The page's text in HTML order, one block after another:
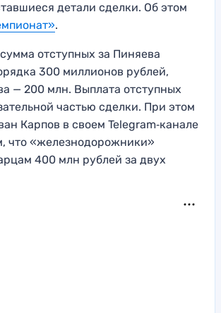
детали сделки. Об этом
.
отступных за Пиняева
300 миллионов рублей,
— 200 млн. Выплата отступных
частью сделки. При этом
Карпов в своем Telegram‑канале
что «железнодорожники»
400 млн рублей за двух